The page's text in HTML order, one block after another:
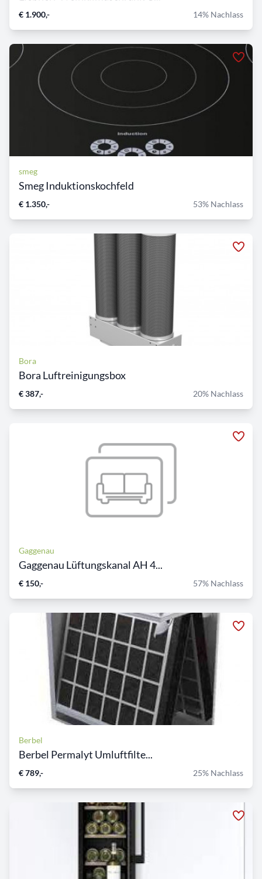
€ 1.900,- 14% Nachlass
smeg
Smeg Induktionskochfeld
€ 1.350,- 53% Nachlass
Bora
Bora Luftreinigungsbox
€ 387,- 20% Nachlass
Gaggenau
Gaggenau Lüftungskanal AH 4...
€ 150,- 57% Nachlass
Berbel
Berbel Permalyt Umluftfilte...
€ 789,- 25% Nachlass